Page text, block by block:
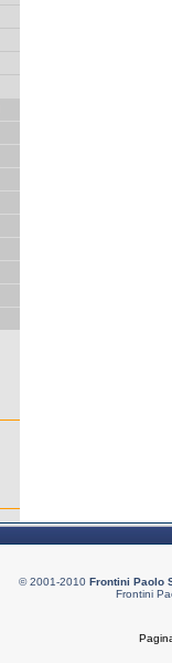
© 2001-2010 Frontini Paolo
Frontini